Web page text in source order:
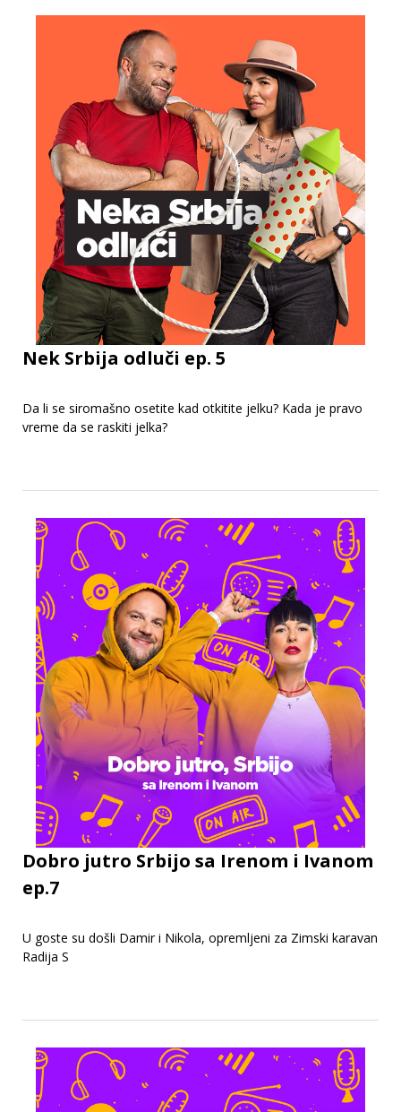
Nek Srbija odluči ep. 5
Da li se siromašno osetite kad otkitite jelku? Kada je pravo
vreme da se raskiti jelka?
Dobro jutro Srbijo sa Irenom i Ivanom
ep.7
U goste su došli Damir i Nikola, opremljeni za Zimski karavan
Radija S